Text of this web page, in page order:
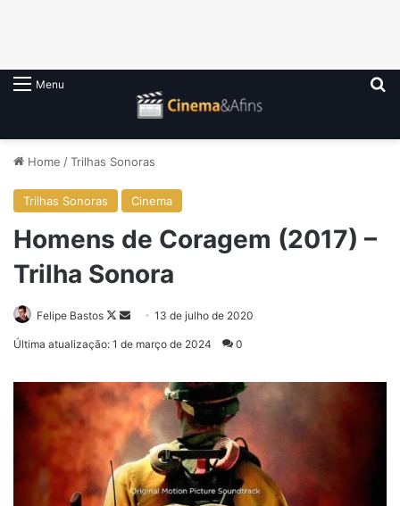
Menu
Home /Trilhas Sonoras
Trilhas Sonoras Cinema
Homens de Coragem (2017) –
Trilha Sonora
Felipe Bastos
Follow
Mande
mail
13 de julho de 2020
Última atualização: 1 de março de 2024 0